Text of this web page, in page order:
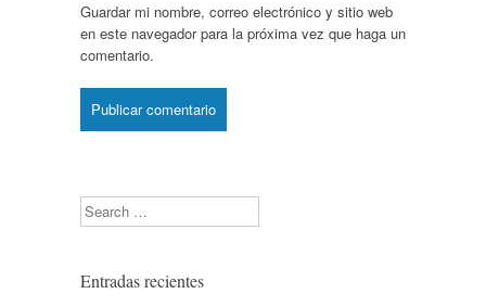
Guardar mi nombre, correo electrónico y sitio web
en este navegador para la próxima vez que haga un
comentario.
Search
Entradas recientes